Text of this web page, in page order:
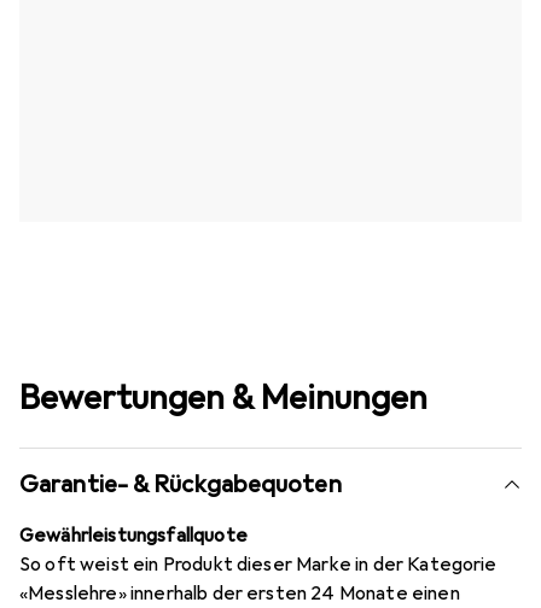
Bewertungen & Meinungen
Garantie- & Rückgabequoten
Gewährleistungsfallquote
So oft weist ein Produkt dieser Marke in der Kategorie
«Messlehre» innerhalb der ersten 24 Monate einen